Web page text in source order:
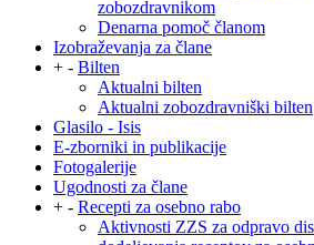
zobozdravnikom
Denarna pomoč članom
Izobraževanja za člane
+ - Bilten
Aktualni bilten
Aktualni zobozdravniški bilten
Glasilo - Isis
E-zborniki in publikacije
Fotogalerije
Ugodnosti za člane
+ - Recepti za osebno rabo
Aktivnosti ZZS za odpravo